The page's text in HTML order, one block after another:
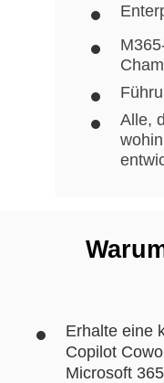
Alle,
Erhalte eine
Copilot
Microsoft